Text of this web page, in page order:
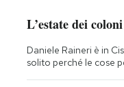
L’estate dei
Daniele Raineri è in
solito perché le cose